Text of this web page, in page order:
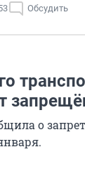
Обсудить
о